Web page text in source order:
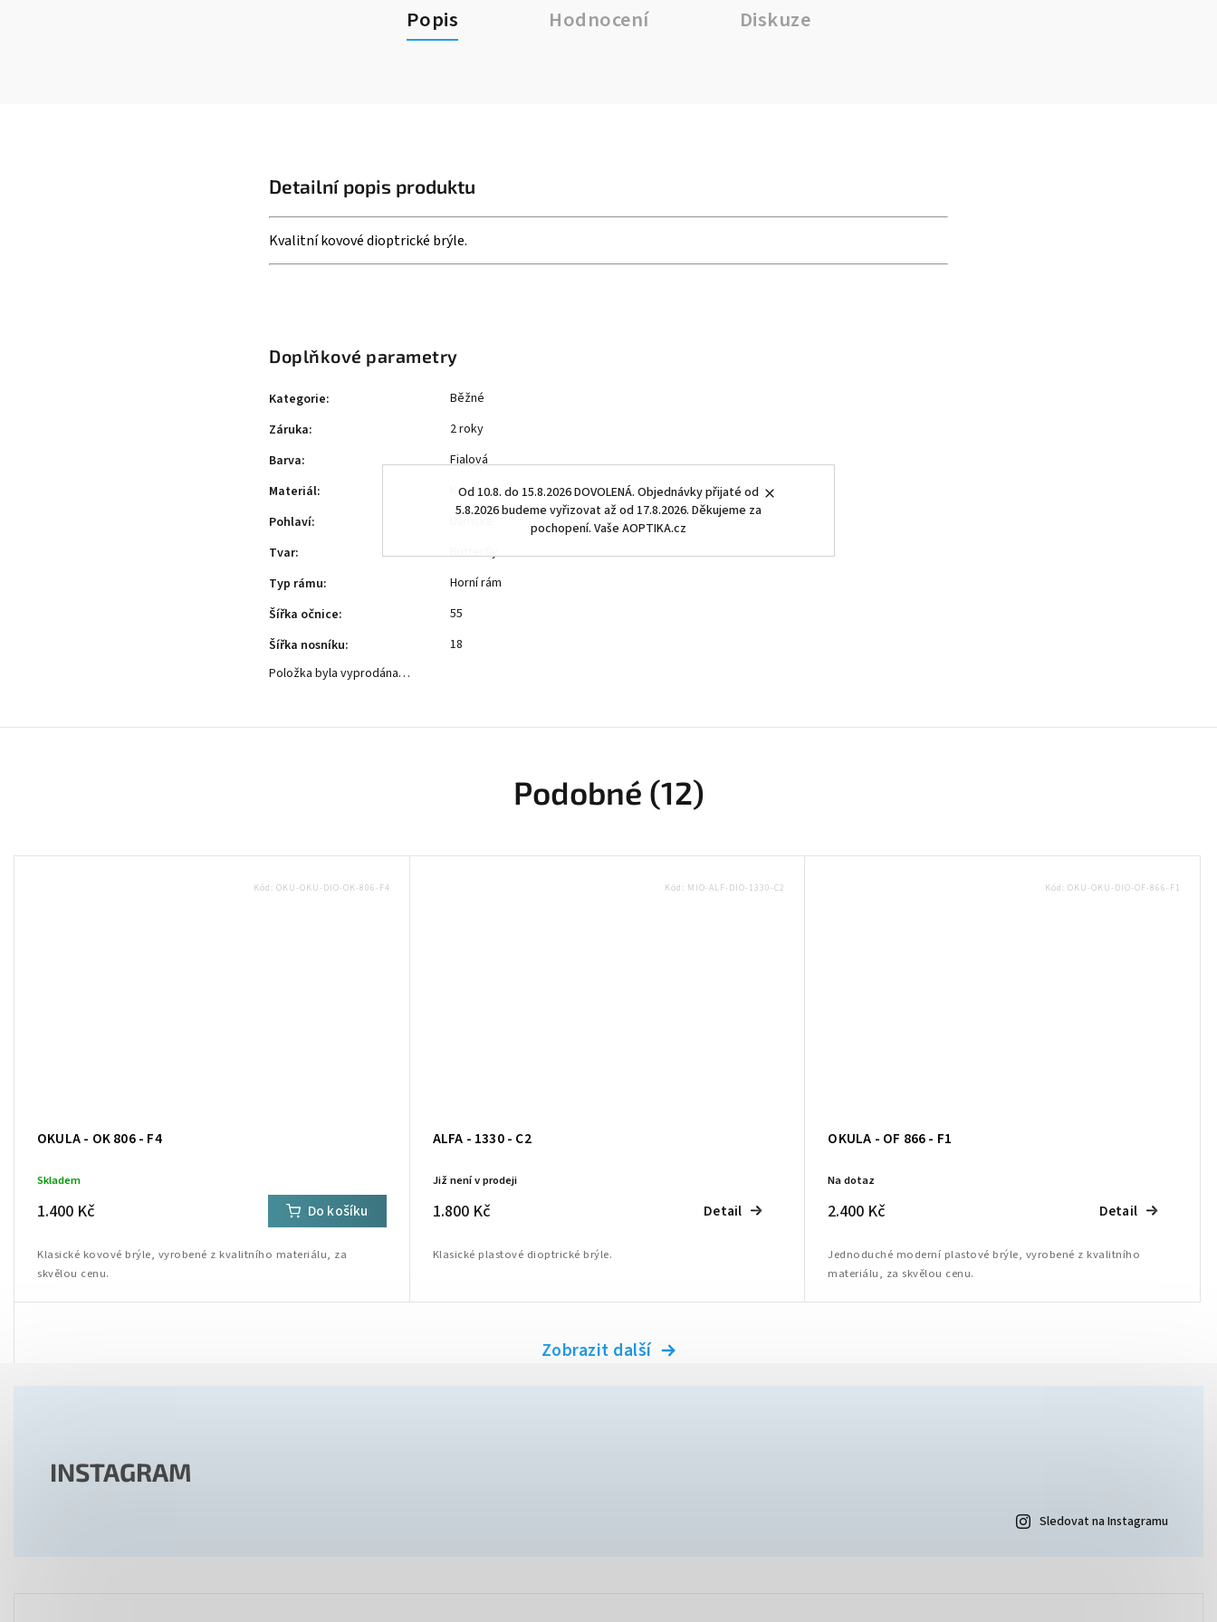
Od 10.8. do 15.8.2026 DOVOLENÁ. Objednávky přijaté od
5.8.2026 budeme vyřizovat až od 17.8.2026. Děkujeme za
pochopení. Vaše AOPTIKA.cz
Popis Hodnocení Diskuze
Detailní popis produktu
Kvalitní kovové dioptrické brýle.
Doplňkové parametry
Kategorie:
Běžné
Záruka:
2 roky
Barva:
Fialová
Materiál:
Kov
Pohlaví:
Tvar:
Butterfly
Typ rámu:
Horní rám
Šířka očnice:
55
Šířka nosníku:
18
Položka byla vyprodána…
Podobné (12)
OKULA - OK 806 - F4
Skladem
1.400 Kč Do košíku
Klasické kovové brýle, vyrobené z kvalitního materiálu, za
Kód: OKU-OKU-DIO-OK-806-F4
ALFA - 1330 - C2
Již není v prodeji
1.800 Kč Detail
Kód: MIO-ALF-DIO-1330-C2
OKULA - OF 866 - F1
Na dotaz
2.400 Kč Detail
Jednoduché moderní plastové brýle, vyrobené z kvalitního
Kód: OKU-OKU-DIO-OF-866-F1
Zobrazit další
INSTAGRAM
Sledovat na Instagramu